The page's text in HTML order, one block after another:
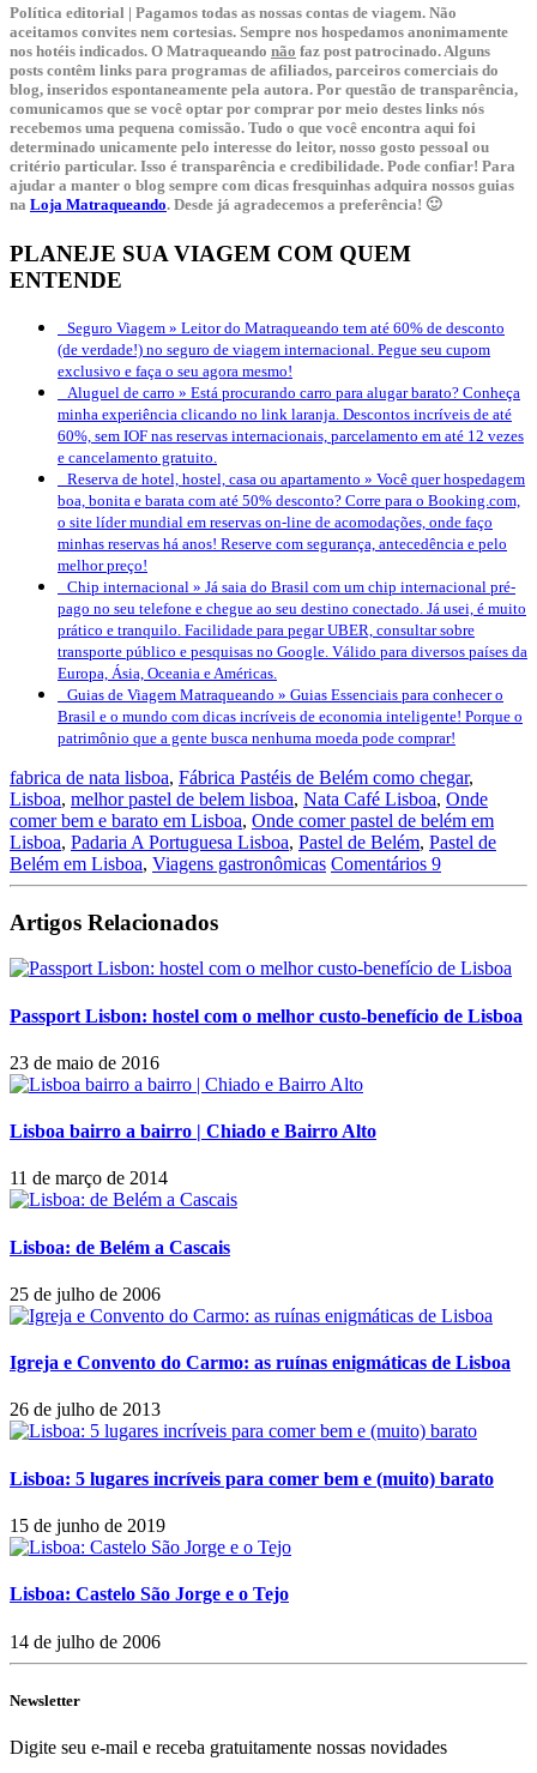
Política editorial | Pagamos todas as nossas contas de viagem. Não
aceitamos convites nem cortesias. Sempre nos hospedamos anonimamente
nos hotéis indicados. O Matraqueando não faz post patrocinado. Alguns
posts contêm links para programas de afiliados, parceiros comerciais do
blog, inseridos espontaneamente pela autora. Por questão de transparência,
comunicamos que se você optar por comprar por meio destes links nós
recebemos uma pequena comissão. Tudo o que você encontra aqui foi
determinado unicamente pelo interesse do leitor, nosso gosto pessoal ou
critério particular. Isso é transparência e credibilidade. Pode confiar! Para
ajudar a manter o blog sempre com dicas fresquinhas adquira nossos guias
na Loja Matraqueando. Desde já agradecemos a preferência! 🙂
PLANEJE SUA VIAGEM COM QUEM
ENTENDE
Seguro Viagem » Leitor do Matraqueando tem até 60% de desconto
(de verdade!) no seguro de viagem internacional. Pegue seu cupom
exclusivo e faça o seu agora mesmo!
Aluguel de carro » Está procurando carro para alugar barato? Conheça
minha experiência clicando no link laranja. Descontos incríveis de até
60%, sem IOF nas reservas internacionais, parcelamento em até 12 vezes
e cancelamento gratuito.
Reserva de hotel, hostel, casa ou apartamento » Você quer hospedagem
boa, bonita e barata com até 50% desconto? Corre para o Booking.com,
o site líder mundial em reservas on-line de acomodações, onde faço
minhas reservas há anos! Reserve com segurança, antecedência e pelo
melhor preço!
Chip internacional » Já saia do Brasil com um chip internacional pré-
pago no seu telefone e chegue ao seu destino conectado. Já usei, é muito
prático e tranquilo. Facilidade para pegar UBER, consultar sobre
transporte público e pesquisas no Google. Válido para diversos países da
Europa, Ásia, Oceania e Américas.
Guias de Viagem Matraqueando » Guias Essenciais para conhecer o
Brasil e o mundo com dicas incríveis de economia inteligente! Porque o
patrimônio que a gente busca nenhuma moeda pode comprar!
fabrica de nata lisboa, Fábrica Pastéis de Belém como chegar,
Lisboa, melhor pastel de belem lisboa, Nata Café Lisboa, Onde
comer bem e barato em Lisboa, Onde comer pastel de belém em
Lisboa, Padaria A Portuguesa Lisboa, Pastel de Belém, Pastel de
Belém em Lisboa, Viagens gastronômicas Comentários 9
Artigos Relacionados
Passport Lisbon: hostel com o melhor custo-benefício de Lisboa
23 de maio de 2016
Lisboa bairro a bairro | Chiado e Bairro Alto
11 de março de 2014
Lisboa: de Belém a Cascais
25 de julho de 2006
Igreja e Convento do Carmo: as ruínas enigmáticas de Lisboa
26 de julho de 2013
Lisboa: 5 lugares incríveis para comer bem e (muito) barato
15 de junho de 2019
Lisboa: Castelo São Jorge e o Tejo
14 de julho de 2006
Newsletter
Digite seu e-mail e receba gratuitamente nossas novidades